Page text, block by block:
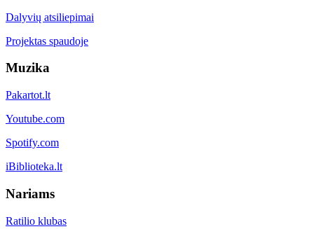
Dalyvių atsiliepimai
Projektas spaudoje
Muzika
Pakartot.lt
Youtube.com
Spotify.com
iBiblioteka.lt
Nariams
Ratilio klubas